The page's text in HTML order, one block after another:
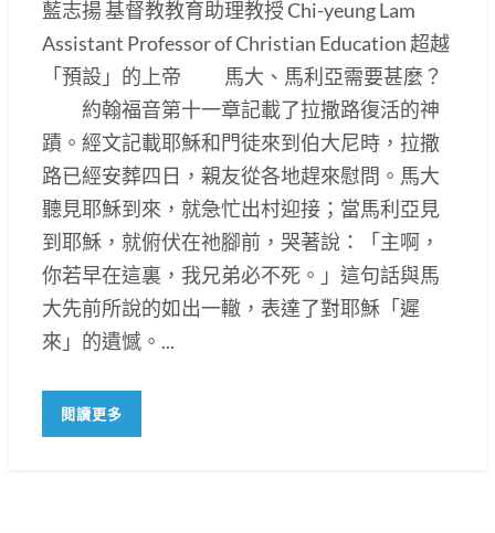
藍志揚 基督教教育助理教授 Chi-yeung Lam
Assistant Professor of Christian Education 超越
「預設」的上帝 馬大、馬利亞需要甚麼？
約翰福音第十一章記載了拉撒路復活的神
蹟。經文記載耶穌和門徒來到伯大尼時，拉撒
路已經安葬四日，親友從各地趕來慰問。馬大
聽見耶穌到來，就急忙出村迎接；當馬利亞見
到耶穌，就俯伏在祂腳前，哭著說：「主啊，
你若早在這裏，我兄弟必不死。」這句話與馬
大先前所說的如出一轍，表達了對耶穌「遲
來」的遺憾。...
閱讀更多